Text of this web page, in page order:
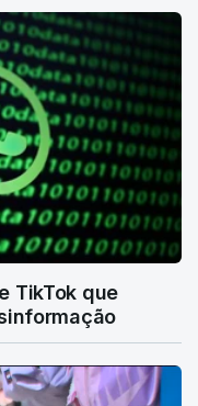
TikTok que